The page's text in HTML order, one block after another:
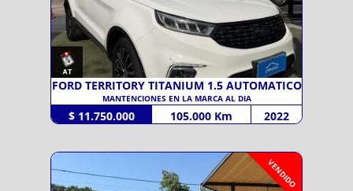
FORD TERRITORY TITANIUM 1.5 AUTOMATICO
MANTENCIONES EN LA MARCA AL DIA
$ 11.750.000 105.000 Km 2022
VENDIDO